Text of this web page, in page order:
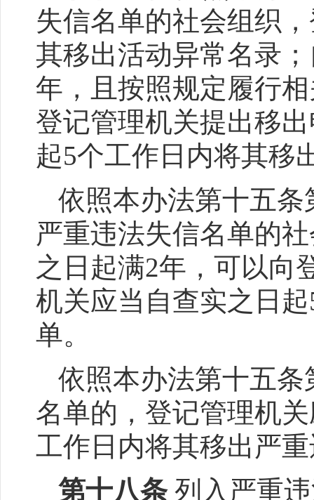
失信名单的社会组织
其移出活动异常名录
年，且按照规定履行
登记管理机关提出移
起5个工作日内将其移
依照本办法第十五
严重违法失信名单的
之日起满2年，可以向
机关应当自查实之日
单。
依照本办法第十五
名单的，登记管理机
工作日内将其移出严
第十八条列入严重